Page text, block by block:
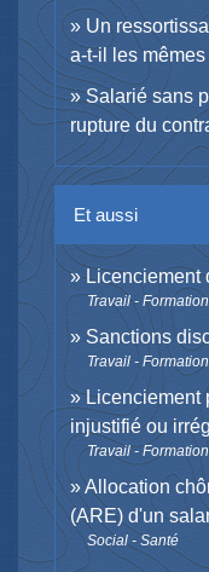
Un
a-t-il les
Salarié sans
rupture du
Et aussi
Licenciement
Travail - Formation
Sanctions
Travail - Formation
Licenciement
injustifié ou
Travail - Formation
Allocation
(ARE) d'un
Social - Santé